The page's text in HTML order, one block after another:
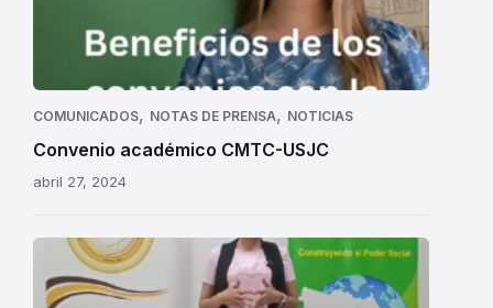
COMUNICADOS, NOTAS DE PRENSA, NOTICIAS
Convenio académico CMTC-USJC
abril 27, 2024
CMTC